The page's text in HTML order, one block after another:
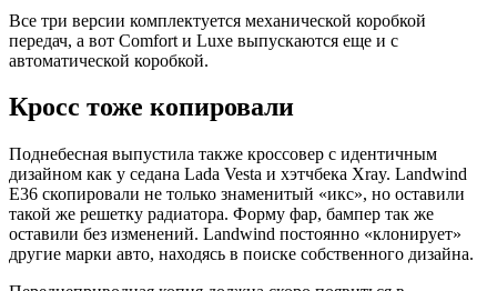
Все три версии комплектуется механической коробкой
передач, а вот Comfort и Luxe выпускаются еще и с
автоматической коробкой.
Кросс тоже копировали
Поднебесная выпустила также кроссовер c идентичным
дизайном как у седана Lada Vesta и хэтчбека Xray. Landwind
E36 скопировали не только знаменитый «икс», но оставили
такой же решетку радиатора. Форму фар, бампер так же
оставили без изменений. Landwind постоянно «клонирует»
другие марки авто, находясь в поиске собственного дизайна.